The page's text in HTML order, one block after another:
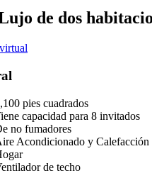
de dos
pies cuadrados
capacidad para 8 invitados
no fumadores
Acondicionado y Calefacción
de techo